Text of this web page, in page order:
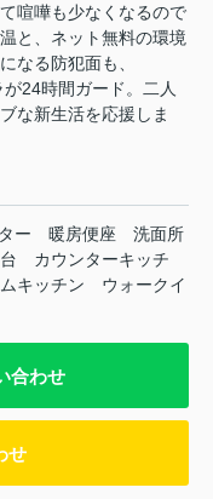
喧嘩も少なくなるので
と、ネット無料の環境
なる防犯面も、
24時間ガード。二人
な新生活を応援しま
ー 暖房便座
洗面所
カウンターキッチ
キッチン
ウォークイ
合わせ
せ